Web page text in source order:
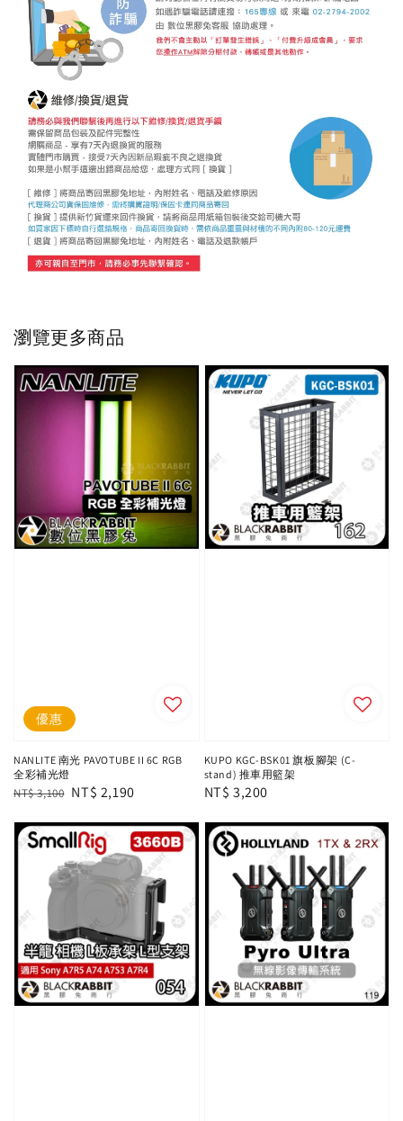
瀏覽更多商品
優惠
NANLITE 南光 PAVOTUBE II 6C RGB
全彩補光燈
Regular
NT$ 3,100 Sale
NT$ 2,190
KUPO KGC-BSK01 旗板腳架 (C-
stand) 推車用籃架
Regular
NT$ 3,200